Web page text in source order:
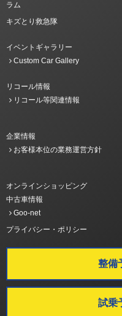
ラム
キズとり救急隊
イベントギャラリー
Custom Car Gallery
リコール情報
リコール等関連情報
企業情報
お客様本位の業務運営方針
オンラインショッピング
中古車情報
Goo-net
プライバシー・ポリシー
整備
試乗